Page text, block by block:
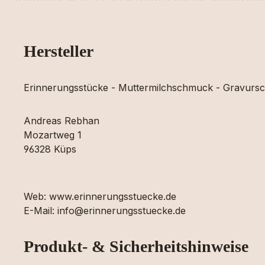
Hersteller
Erinnerungsstücke - Muttermilchschmuck -
Andreas Rebhan
Mozartweg 1
96328 Küps
Web: www.erinnerungsstuecke.de
E-Mail: info@erinnerungsstuecke.de
Produkt- & Sicherheitshinweise